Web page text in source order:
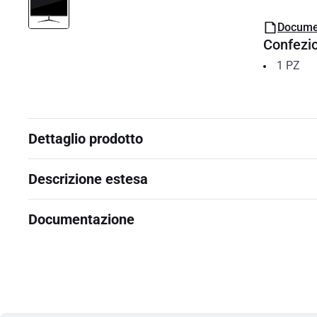
1 PZ
Dettaglio prodotto
Descrizione estesa
Documentazione